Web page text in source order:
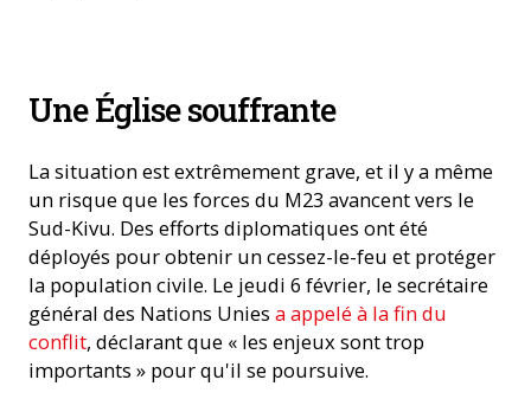
(Photo: ACN)
Une Église souffrante
La situation est extrêmement grave, et il y a même
un risque que les forces du M23 avancent vers le
Sud-Kivu. Des efforts diplomatiques ont été
déployés pour obtenir un cessez-le-feu et protéger
la population civile. Le jeudi 6 février, le secrétaire
général des Nations Unies a appelé à la fin du
conflit, déclarant que « les enjeux sont trop
importants » pour qu'il se poursuive.